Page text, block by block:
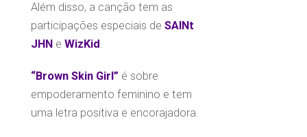
Além disso, a canção tem as
participações especiais de SAINt
JHN e WizKid.
“Brown Skin Girl” é sobre
empoderamento feminino e tem
uma letra positiva e encorajadora.